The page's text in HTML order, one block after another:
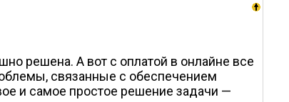
решена. А вот с оплатой в онлайне все
связанные с обеспечением
и самое простое решение задачи —